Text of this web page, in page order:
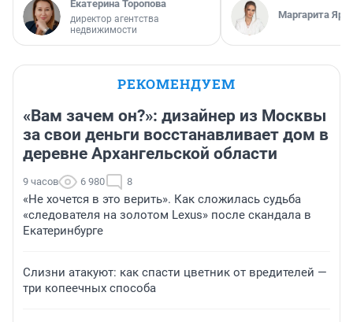
Екатерина Торопова
директор агентства
недвижимости
Маргарита
РЕКОМЕНДУЕМ
«Вам зачем он?»: дизайнер из Москвы
за свои деньги восстанавливает дом в
деревне Архангельской области
9 часов 6 980 8
«Не хочется в это верить». Как сложилась судьба
«следователя на золотом Lexus» после скандала в
Екатеринбурге
Слизни атакуют: как спасти цветник от вредителей —
три копеечных способа